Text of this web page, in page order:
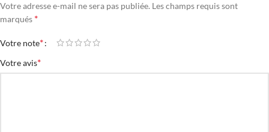
Votre adresse e-mail ne sera pas publiée. Les champs requis sont
marqués *
Votre note*
Votre avis*